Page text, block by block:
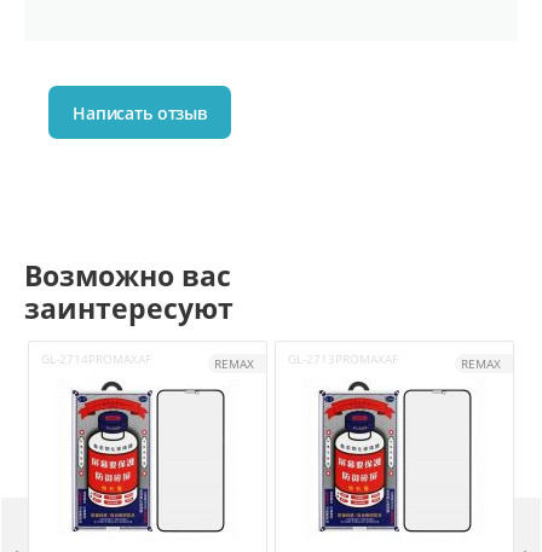
Написать отзыв
Возможно вас
заинтересуют
GL-2714PROMAXAF REMAX GL-2713PROMAXAF REMAX